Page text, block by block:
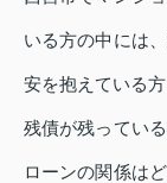
いる方の中には
安を抱えている
残債が残ってい
ローンの関係は